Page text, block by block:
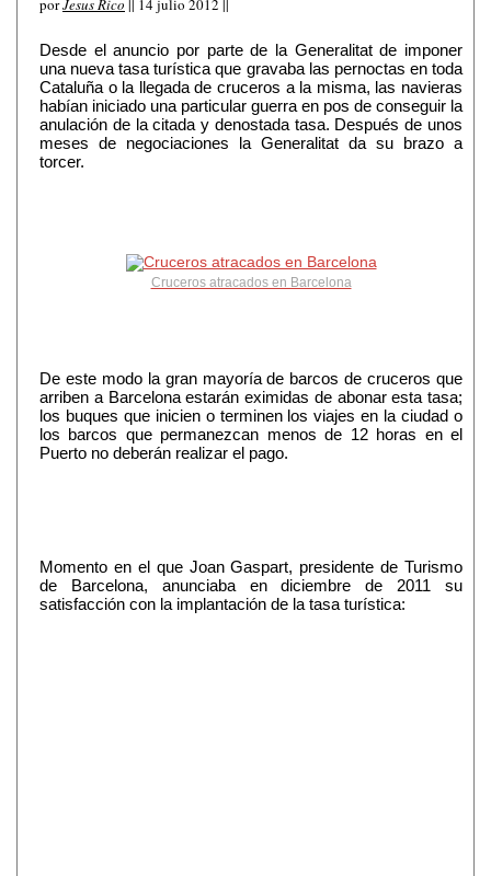
porJesus Rico || 14 julio 2012 ||
Desde el anuncio por parte de la Generalitat de imponer
una nueva tasa turística que gravaba las pernoctas en toda
Cataluña o la llegada de cruceros a la misma, las navieras
habían iniciado una particular guerra en pos de conseguir la
anulación de la citada y denostada tasa. Después de unos
meses de negociaciones la Generalitat da su brazo a
torcer.
Cruceros atracados en Barcelona
De este modo la gran mayoría de barcos de cruceros que
arriben a Barcelona estarán eximidas de abonar esta tasa;
los buques que inicien o terminen los viajes en la ciudad o
los barcos que permanezcan menos de 12 horas en el
Puerto no deberán realizar el pago.
Momento en el que Joan Gaspart, presidente de Turismo
de Barcelona, anunciaba en diciembre de 2011 su
satisfacción con la implantación de la tasa turística: